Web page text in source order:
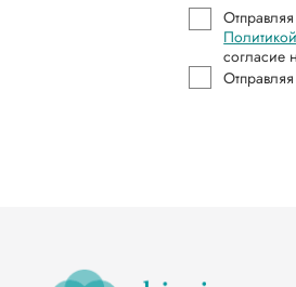
согласие